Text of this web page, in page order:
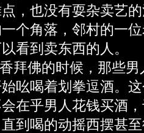
，也没有耍杂卖艺
个角落，邻村的一
看到卖东西的人。
佛的时候，那些男
吆喝着划拳逗酒。
在乎男人花钱买酒
到喝的动摇西摆甚